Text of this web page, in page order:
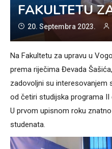
FAKULTETU
20. Septembra 2023.
Na Fakultetu za upravu u
prema riječima Đevada
zadovoljni su interesovanjem
od četiri studijska programa II
U prvom upisnom roku
studenata.